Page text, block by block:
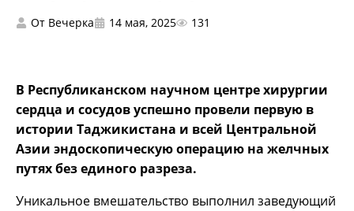
От Вечерка 14 мая, 2025 131
В Республиканском научном центре хирургии
сердца и сосудов успешно провели первую в
истории Таджикистана и всей Центральной
Азии эндоскопическую операцию на желчных
путях без единого разреза.
Уникальное вмешательство выполнил заведующий